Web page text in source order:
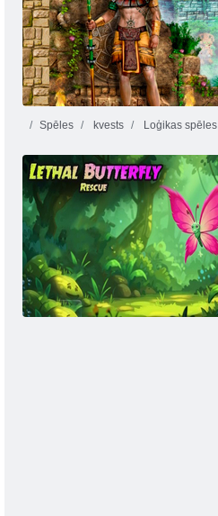
Saulainās pilsētas slēptais objekts
Montezuma 2 dārgumi
Spēles kvests Loģikas spēles